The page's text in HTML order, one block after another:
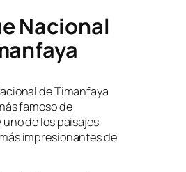
Nacional
de Timanfaya
famoso de
uno de los paisajes
impresionantes de